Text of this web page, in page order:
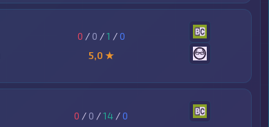
0 / 0 /1 /0
5,0 ★
0 / 0 /14 /0